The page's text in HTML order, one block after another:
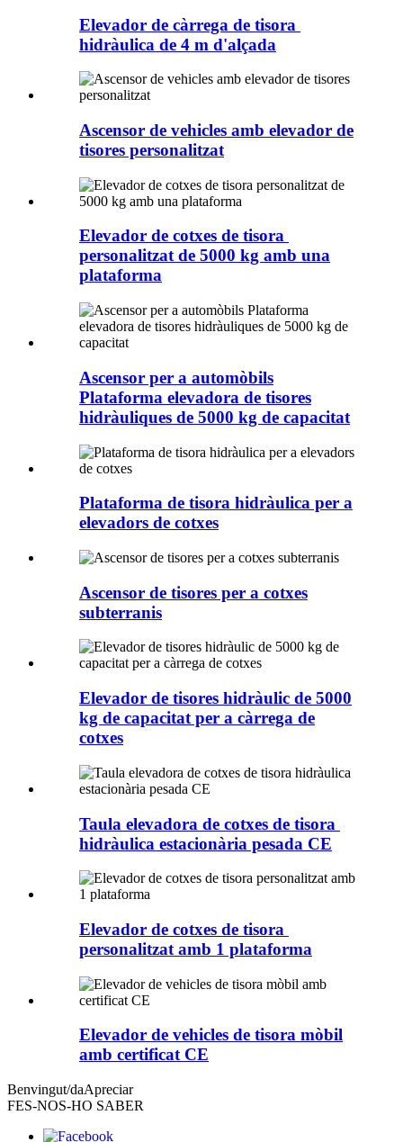
Elevador de càrrega de tisora ​​
hidràulica de 4 m d'alçada
Ascensor de vehicles amb elevador de
tisores personalitzat
Elevador de cotxes de tisora ​​
personalitzat de 5000 kg amb una
plataforma
Ascensor per a automòbils
Plataforma elevadora de tisores
hidràuliques de 5000 kg de capacitat
Plataforma de tisora ​​hidràulica per a
elevadors de cotxes
Ascensor de tisores per a cotxes
subterranis
Elevador de tisores hidràulic de 5000
kg de capacitat per a càrrega de
cotxes
Taula elevadora de cotxes de tisora ​​
hidràulica estacionària pesada CE
Elevador de cotxes de tisora ​​​​
personalitzat amb 1 plataforma
Elevador de vehicles de tisora ​​mòbil
amb certificat CE
Benvingut/daApreciar
FES-NOS-HO SABER